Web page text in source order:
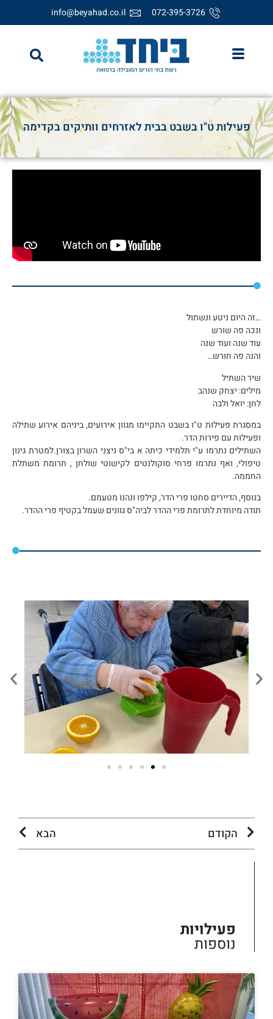
072-395-3726
info@beyahad.co.il
פעילות ט"ו בשבט בבית לאזרחים וותיקים בקדימה
…זה היום ניטע ונשתול
ונכה פה שורש
עוד שנה ועוד שנה
והנה פה חורש…
שיר השתיל
מילים: יצחק שנהב
לחן: יואל ולבה
במסגרת פעילות ט"ו בשבט התקיימו מגוון אירועים, ביניהם אירוע שתילה
ופעילות עם פירות הדר.
השתילים נתרמו ע"י תלמידי כיתה א בי"ס ניצני השרון בצורן.למטרת גינון
טיפולי, ואף נתרמו פרחי סוקולנטים לקישוטי שולחן , תרומת משתלת
החממה.
בנוסף, הדיירים סחטו פרי הדר, קילפו ונהנו מטעמם.
תודה מיוחדת לתרומת פרי ההדר לביה"ס גוונים שעמל בקטיף פרי ההדר.
הקודם הבא
פעילויות
נוספות